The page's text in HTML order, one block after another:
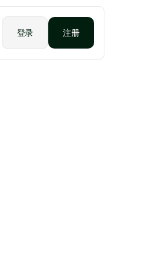
登录 注册